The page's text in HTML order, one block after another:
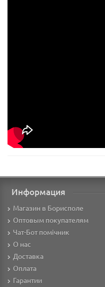
Информация
Магазин в Борисполе
Оптовым покупателям
Чат-Бот помічник
О нас
Доставка
Оплата
Гарантии